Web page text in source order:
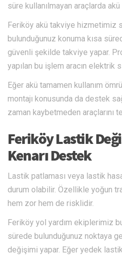
süre kullanılmayan araçlarda
Feriköy akü takviye hizmetimiz
bulunduğunuz konuma kısa
güvenli şekilde takviye yapar.
yapılan bu işlem aracın elektrik
Eğer akü tamamen kullanım
montajı konusunda da destek
zaman kaybetmeden araçlarını
Feriköy Lastik
Kenarı Destek
Lastik patlaması veya lastik
durum olabilir. Özellikle yoğun
hem zor hem de risklidir.
Feriköy yol yardım ekiplerimiz
sürede bulunduğunuz noktaya
değişimi yapar. Eğer yedek